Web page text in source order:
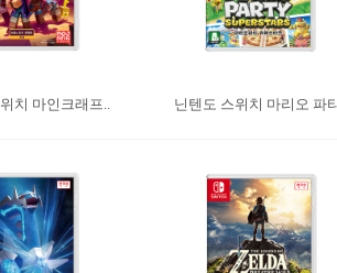
치 마인크래프.. 닌텐도 스위치 마리오 파